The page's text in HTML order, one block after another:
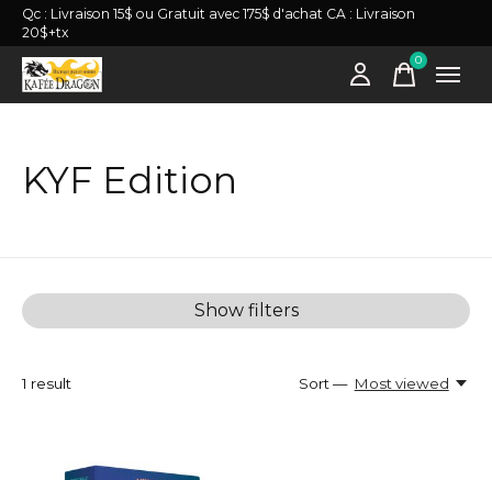
Qc : Livraison 15$ ou Gratuit avec 175$ d'achat CA : Livraison
20$+tx
0items
KYF Edition
Show filters
1 result Sort — Most viewed